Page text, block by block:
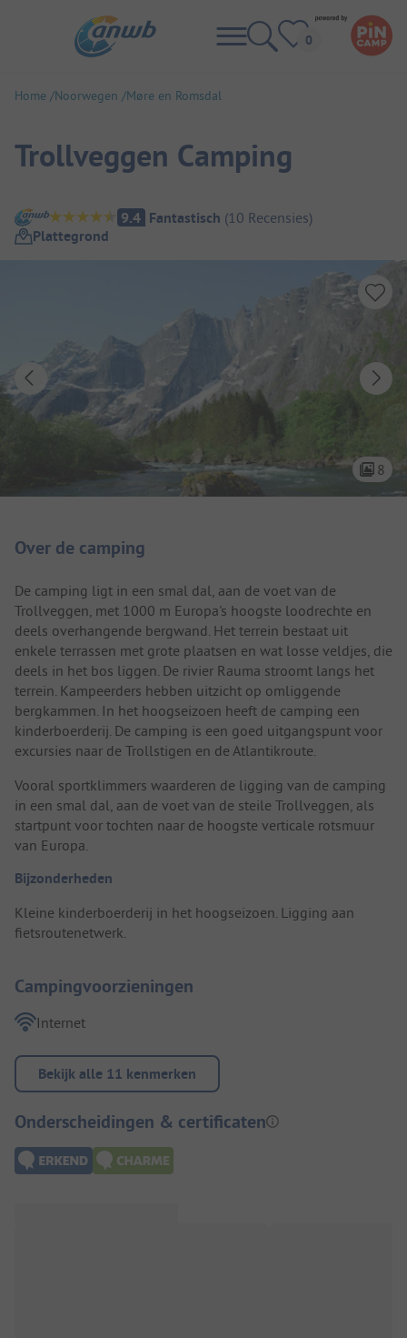
Home Noorwegen Møre en Romsdal
Trollveggen Camping
Camping overzicht
9.4 Fantastisch (10 Recensies)
Plattegrond
8
Over de camping
De camping ligt in een smal dal, aan de voet van de
Trollveggen, met 1000 m Europa's hoogste loodrechte en
deels overhangende bergwand. Het terrein bestaat uit
enkele terrassen met grote plaatsen en wat losse veldjes, die
deels in het bos liggen. De rivier Rauma stroomt langs het
terrein. Kampeerders hebben uitzicht op omliggende
bergkammen. In het hoogseizoen heeft de camping een
kinderboerderij. De camping is een goed uitgangspunt voor
excursies naar de Trollstigen en de Atlantikroute.
Vooral sportklimmers waarderen de ligging van de camping
in een smal dal, aan de voet van de steile Trollveggen, als
startpunt voor tochten naar de hoogste verticale rotsmuur
van Europa.
Bijzonderheden
Kleine kinderboerderij in het hoogseizoen. Ligging aan
fietsroutenetwerk.
Campingvoorzieningen
Internet
Bekijk alle 11 kenmerken
Onderscheidingen & certificaten